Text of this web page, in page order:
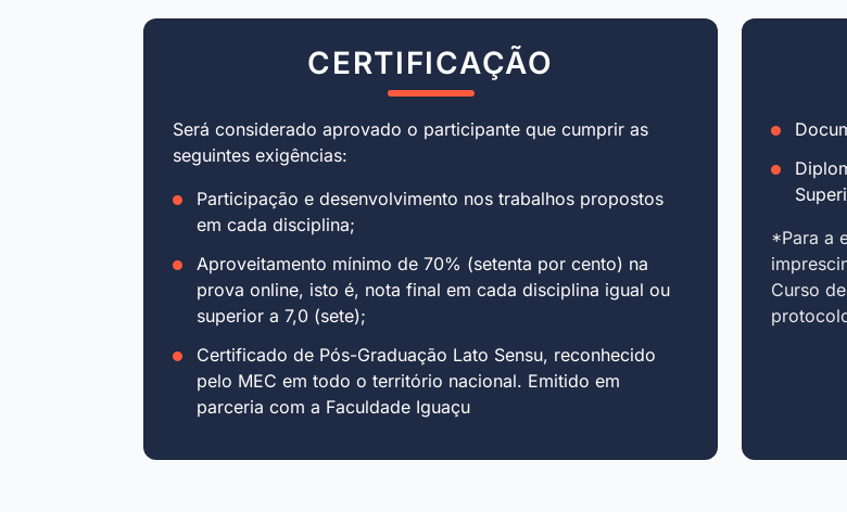
CERTIFICAÇÃO
Será considerado aprovado o participante que cumprir as
seguintes exigências:
Participação e desenvolvimento nos trabalhos propostos
em cada disciplina;
Aproveitamento mínimo de 70% (setenta por cento) na
prova online, isto é, nota final em cada disciplina igual ou
superior a 7,0 (sete);
Certificado de Pós-Graduação Lato Sensu, reconhecido
pelo MEC em todo o território nacional. Emitido em
parceria com a Faculdade Iguaçu
*Para a
Curso